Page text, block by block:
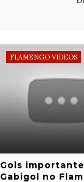
FLAMENGO VIDEOS
Gols
Gabigol no